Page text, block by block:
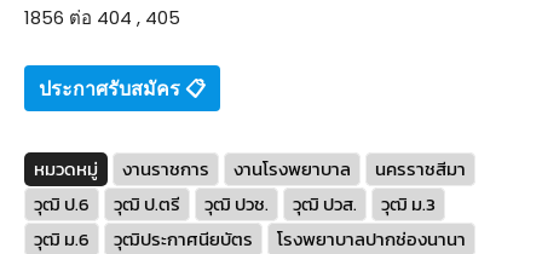
1856 ต่อ 404 , 405
ประกาศรับสมัคร 📋
หมวดหมู่ งานราชการ งานโรงพยาบาล
นครราชสีมา
วุฒิ ป.6
วุฒิ ป.ตรี วุฒิ ปวช. วุฒิ ปวส.
วุฒิ ม.3
วุฒิ ม.6
วุฒิประกาศนียบัตร
โรงพยาบาลปากช่องนานา